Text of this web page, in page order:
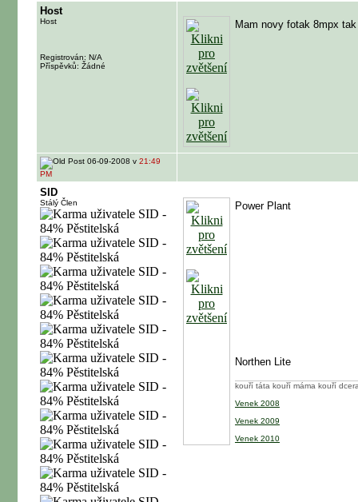
Host
Host
Registrován: N/A
Příspěvků: Žádné
Mam novy fotak 8mpx
06-09-2008 v 21:49
PM
SID
Stálý Člen Power Plant
Northen Lite
kouří táta kouří máma kouří
Venek 2008
Venek 2009
Venek 2010